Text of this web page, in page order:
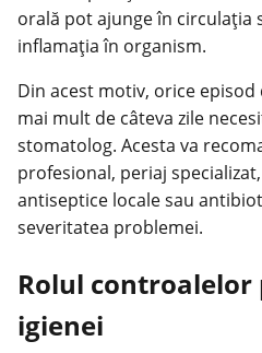
orală pot ajunge în circulația
inflamația în organism.
Din acest motiv, orice
mai mult de câteva zile
stomatolog. Acesta va
profesional, periaj
antiseptice locale sau
severitatea problemei.
Rolul controalelor
igienei